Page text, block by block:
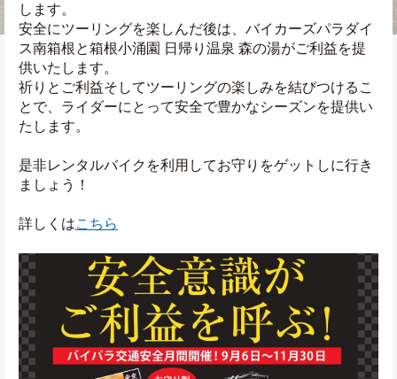
します。
安全にツーリングを楽しんだ後は、バイカーズパラダイ
ス南箱根と箱根小涌園 日帰り温泉 森の湯がご利益を提
供いたします。
祈りとご利益そしてツーリングの楽しみを結びつけるこ
とで、ライダーにとって安全で豊かなシーズンを提供い
たします。
是非レンタルバイクを利用してお守りをゲットしに行き
ましょう！
詳しくはこちら